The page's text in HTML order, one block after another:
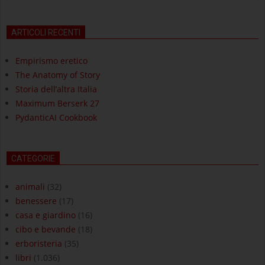
ARTICOLI RECENTI
Empirismo eretico
The Anatomy of Story
Storia dell’altra Italia
Maximum Berserk 27
PydanticAI Cookbook
CATEGORIE
animali (32)
benessere (17)
casa e giardino (16)
cibo e bevande (18)
erboristeria (35)
libri (1.036)